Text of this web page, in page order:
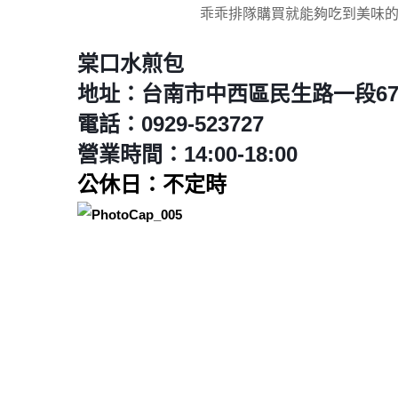
乖乖排隊購買就能夠吃到美味
棠口水煎包
地址：台南市中西區民生路一段
電話：0929-523727
營業時間：14:00-18:00
公休日：不定時